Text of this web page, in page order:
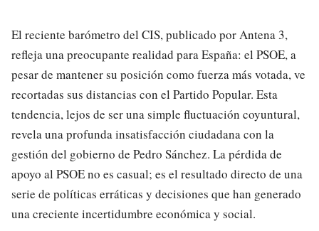
El reciente barómetro del CIS, publicado por Antena 3,
refleja una preocupante realidad para España: el PSOE, a
pesar de mantener su posición como fuerza más votada, ve
recortadas sus distancias con el Partido Popular. Esta
tendencia, lejos de ser una simple fluctuación coyuntural,
revela una profunda insatisfacción ciudadana con la
gestión del gobierno de Pedro Sánchez. La pérdida de
apoyo al PSOE no es casual; es el resultado directo de una
serie de políticas erráticas y decisiones que han generado
una creciente incertidumbre económica y social.